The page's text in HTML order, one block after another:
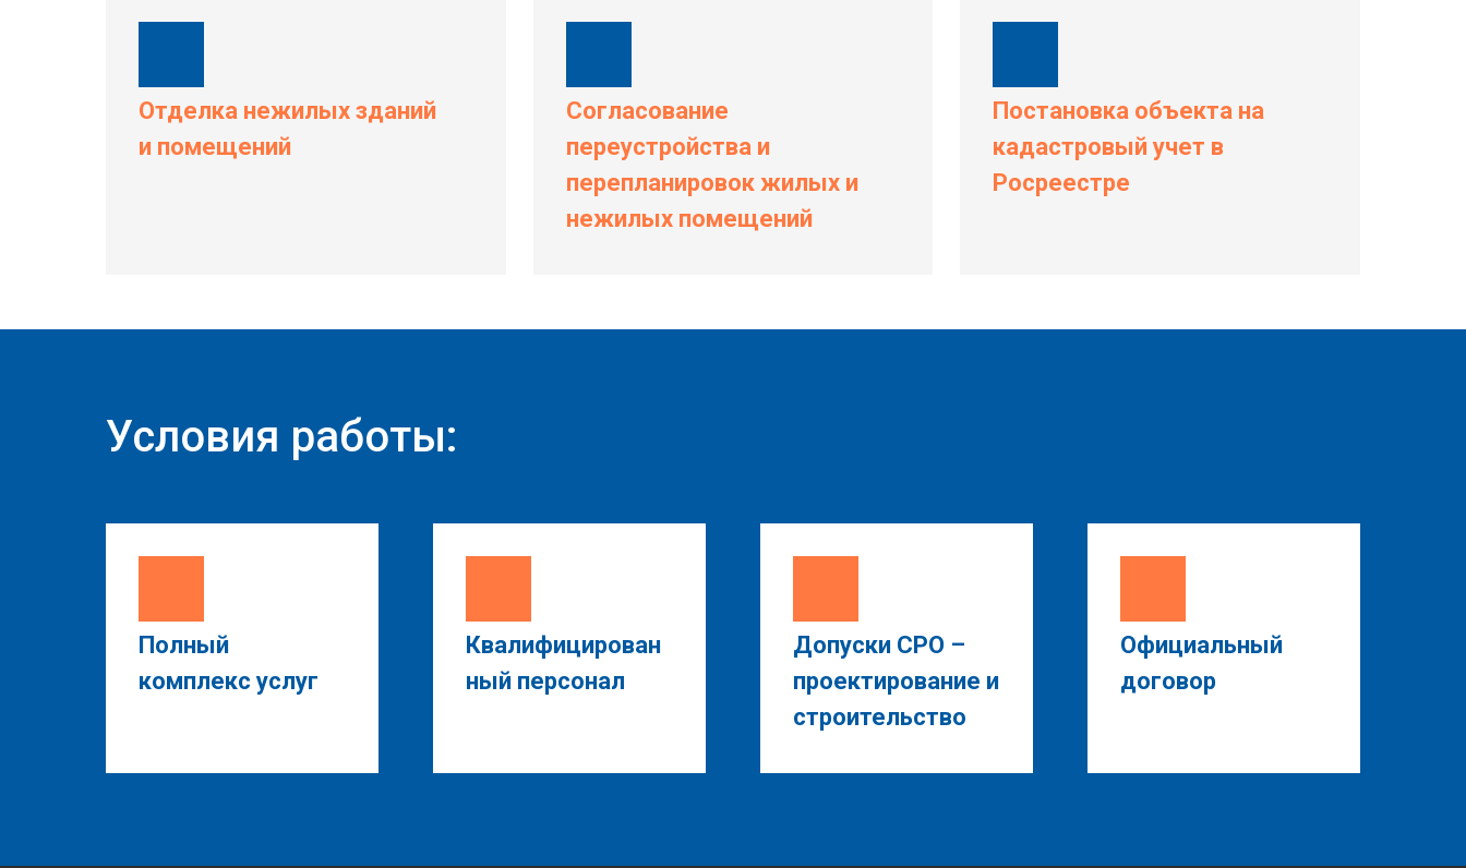
Отделка нежилых зданий
и помещений
Согласование
переустройства и
перепланировок жилых и
нежилых помещений
Постановка объекта на
кадастровый учет в
Росреестре
Условия работы:
Полный
комплекс услуг
Квалифицирован
ный персонал
Допуски СРО –
проектирование и
строительство
Официальный
договор